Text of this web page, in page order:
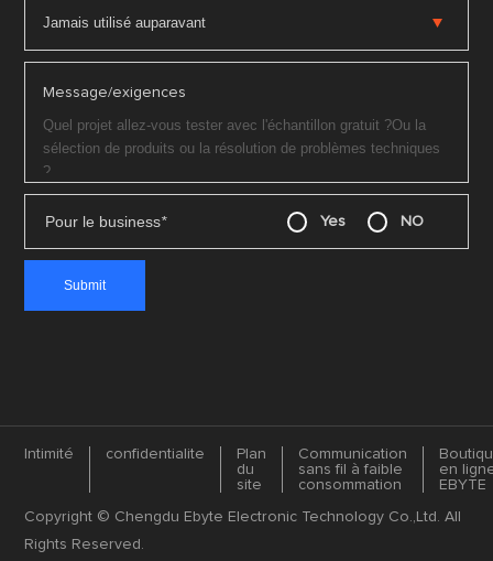
Message/exigences
Pour le business* Yes NO
Intimité confidentialite
Plan
du
site
Communication
sans fil à faible
consommation
en
EBYTE
Copyright © Chengdu Ebyte Electronic Technology Co.,Ltd. All
Rights Reserved.